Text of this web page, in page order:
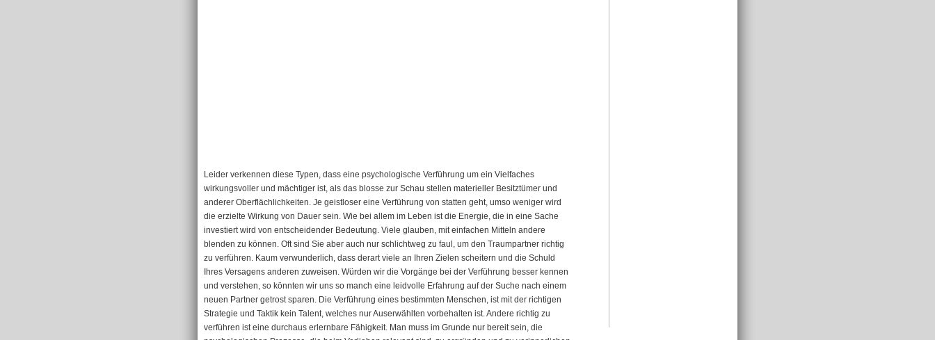
Leider verkennen diese Typen, dass eine psychologische Verführung um ein Vielfaches
wirkungsvoller und mächtiger ist, als das blosse zur Schau stellen materieller Besitztümer und
anderer Oberflächlichkeiten. Je geistloser eine Verführung von statten geht, umso weniger wird
die erzielte Wirkung von Dauer sein. Wie bei allem im Leben ist die Energie, die in eine Sache
investiert wird von entscheidender Bedeutung. Viele glauben, mit einfachen Mitteln andere
blenden zu können. Oft sind Sie aber auch nur schlichtweg zu faul, um den Traumpartner richtig
zu verführen. Kaum verwunderlich, dass derart viele an Ihren Zielen scheitern und die Schuld
Ihres Versagens anderen zuweisen. Würden wir die Vorgänge bei der Verführung besser kennen
und verstehen, so könnten wir uns so manch eine leidvolle Erfahrung auf der Suche nach einem
neuen Partner getrost sparen. Die Verführung eines bestimmten Menschen, ist mit der richtigen
Strategie und Taktik kein Talent, welches nur Auserwählten vorbehalten ist. Andere richtig zu
verführen ist eine durchaus erlernbare Fähigkeit. Man muss im Grunde nur bereit sein, die